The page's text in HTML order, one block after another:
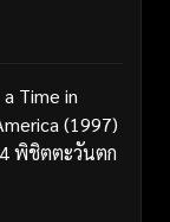
Time in
(1997)
พิชิตตะวันตก